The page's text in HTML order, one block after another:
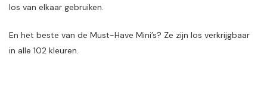
los van elkaar gebruiken.
En het beste van de Must-Have Mini’s? Ze zijn los verkrijgbaar
in alle 102 kleuren.